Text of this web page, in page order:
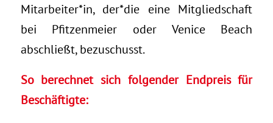
Mitarbeiter*in, der*die eine Mitgliedschaft
bei Pfitzenmeier oder Venice Beach
abschließt, bezuschusst.
So berechnet sich folgender Endpreis für
Beschäftigte: